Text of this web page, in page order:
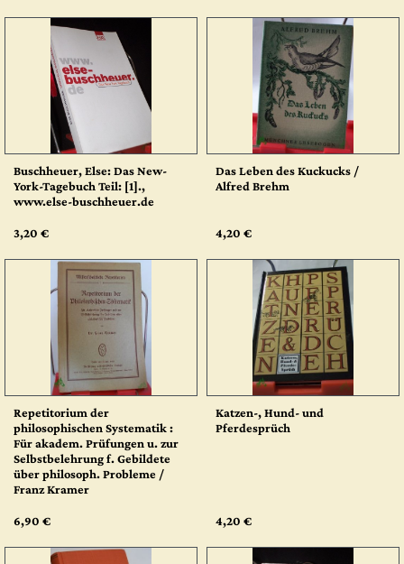
Buschheuer, Else: Das New-
York-Tagebuch Teil: [1].,
www.else-buschheuer.de
3,20 €
Das Leben des Kuckucks /
Alfred Brehm
4,20 €
Repetitorium der
philosophischen Systematik :
Für akadem. Prüfungen u. zur
Selbstbelehrung f. Gebildete
über philosoph. Probleme /
Franz Kramer
6,90 €
Katzen-, Hund- und
Pferdesprüch
4,20 €